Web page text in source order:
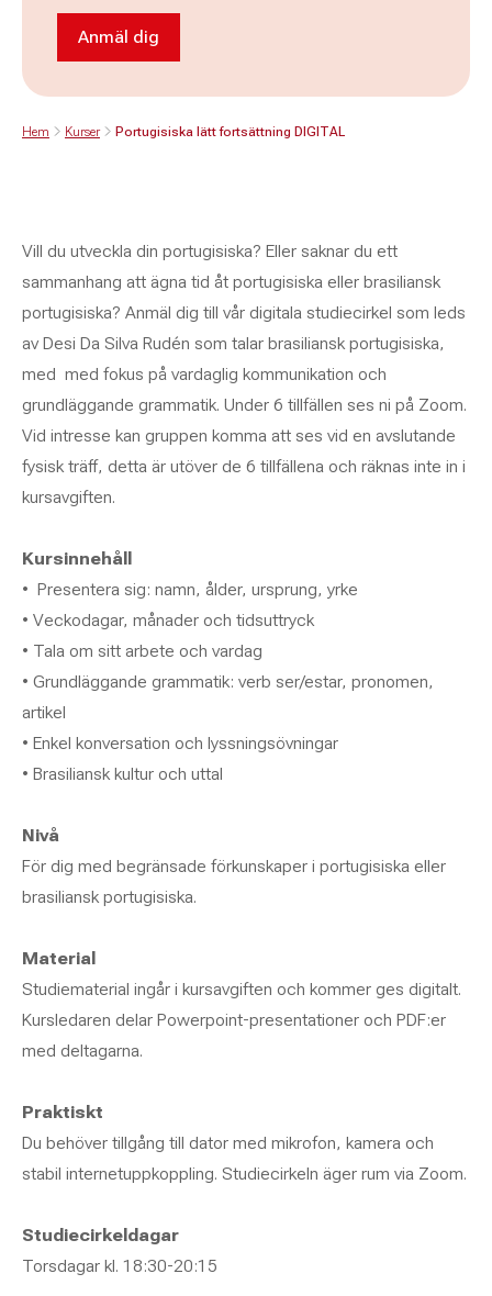
Anmäl dig till Portugisiska lätt fortsättning
Anmäl dig
Hem Kurser Portugisiska lätt fortsättning DIGITAL
Vill du utveckla din portugisiska? Eller saknar du ett
sammanhang att ägna tid åt portugisiska eller brasiliansk
portugisiska? Anmäl dig till vår digitala studiecirkel som leds
av Desi Da Silva Rudén som talar brasiliansk portugisiska,
med med fokus på vardaglig kommunikation och
grundläggande grammatik. Under 6 tillfällen ses ni på Zoom.
Vid intresse kan gruppen komma att ses vid en avslutande
fysisk träff, detta är utöver de 6 tillfällena och räknas inte in i
kursavgiften.
Kursinnehåll
• Presentera sig: namn, ålder, ursprung, yrke
• Veckodagar, månader och tidsuttryck
• Tala om sitt arbete och vardag
• Grundläggande grammatik: verb ser/estar, pronomen,
artikel
• Enkel konversation och lyssningsövningar
• Brasiliansk kultur och uttal
Nivå
För dig med begränsade förkunskaper i portugisiska eller
brasiliansk portugisiska.
Material
Studiematerial ingår i kursavgiften och kommer ges digitalt.
Kursledaren delar Powerpoint-presentationer och PDF:er
med deltagarna.
Praktiskt
Du behöver tillgång till dator med mikrofon, kamera och
stabil internetuppkoppling. Studiecirkeln äger rum via Zoom.
Studiecirkeldagar
Torsdagar kl. 18:30-20:15